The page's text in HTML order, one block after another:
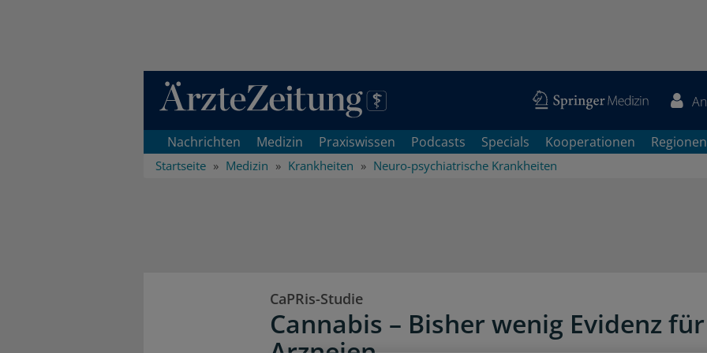
Direkt zum Inhaltsbereich
Nachrichten Medizin Praxiswissen Podcasts Specials Kooperationen Regionen
Startseite Medizin Krankheiten Neuro-psychiatrische Krankheiten
CaPRis-Studie
Cannabis – Bisher wenig Evidenz für